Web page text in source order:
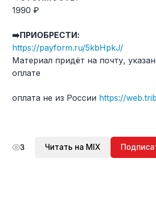
1990 ₽
➡️ПРИОБРЕСТИ:
https://payform.ru/5kbHpkJ/
Материал придёт на почту,
оплате
оплата не из России https://
3 Читать на MIX